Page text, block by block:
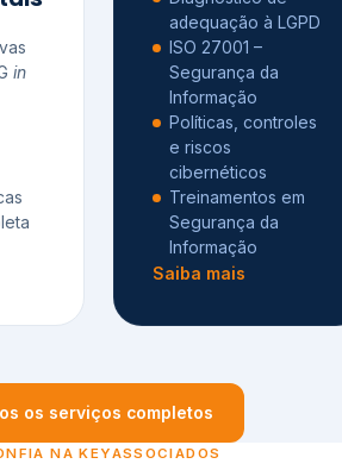
in
adequação à LGPD
ISO 27001 –
Segurança da
Informação
Políticas, controles
e riscos
cibernéticos
Treinamentos em
Segurança da
Informação
Saiba mais
os serviços completos
NA KEYASSOCIADOS